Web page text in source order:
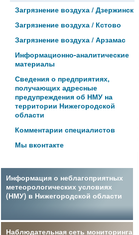
Загрязнение воздуха / Дзержинск
Загрязнение воздуха / Кстово
Загрязнение воздуха / Арзамас
Информационно-аналитические
материалы
Сведения о предприятиях,
получающих адресные
предупреждения об НМУ на
территории Нижегородской
области
Комментарии специалистов
Мы вконтакте
Информация о неблагоприятных
метеорологических условиях
(НМУ) в Нижегородской области
Наблюдательная сеть мониторинга